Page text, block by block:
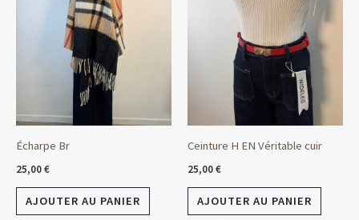
Écharpe Br
25,00€
AJOUTER AU PANIER
Ceinture H EN Véritable cuir
25,00€
AJOUTER AU PANIER